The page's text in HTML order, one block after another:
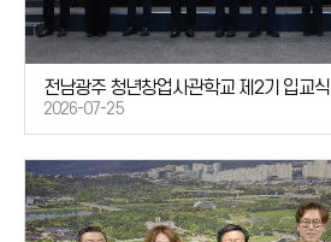
전남광주 청년창업사관학교 제2기 입교식
2026-07-25